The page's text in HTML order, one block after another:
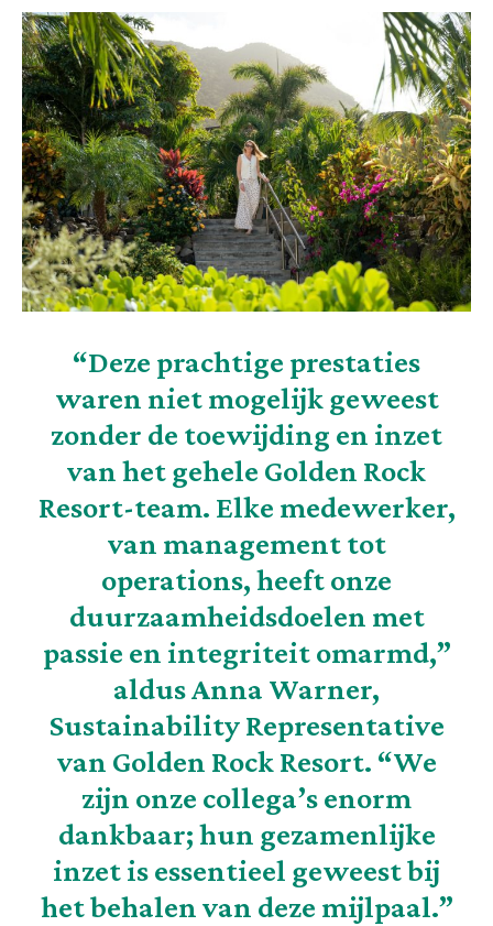
“Deze prachtige prestaties
waren niet mogelijk geweest
zonder de toewijding en inzet
van het gehele Golden Rock
Resort-team. Elke medewerker,
van management tot
operations, heeft onze
duurzaamheidsdoelen met
passie en integriteit omarmd,”
aldus Anna Warner,
Sustainability Representative
van Golden Rock Resort. “We
zijn onze collega’s enorm
dankbaar; hun gezamenlijke
inzet is essentieel geweest bij
het behalen van deze mijlpaal.”